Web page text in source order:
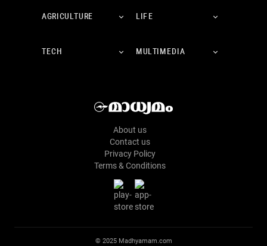
AGRICULTURE LIFE
TECH MULTIMEDIA
About us
Contact us
Privacy Policy
Terms & Conditions
© 2025 Madhyamam.com